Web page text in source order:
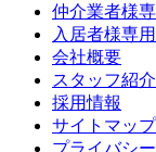
仲介業者様
入居者様専
会社概要
スタッフ紹介
採用情報
サイトマップ